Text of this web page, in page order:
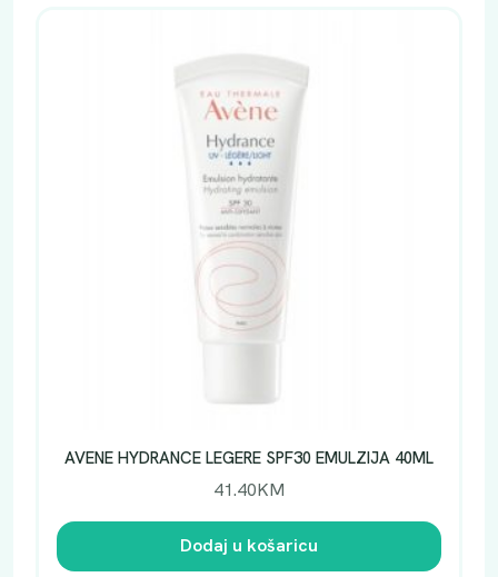
AVENE HYDRANCE LEGERE SPF30 EMULZIJA 40ML
41.40KM
Dodaj u košaricu